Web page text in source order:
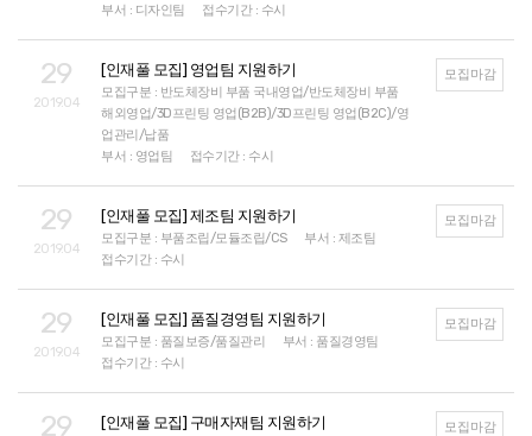
부서 : 디자인팀
접수기간 : 수시
29
2019.04
[인재풀 모집] 영업팀 지원하기
모집구분 : 반도체장비 부품 국내영업/반도체장비 부품
해외영업/3D프린팅 영업(B2B)/3D프린팅 영업(B2C)/영
업관리/납품
부서 : 영업팀
접수기간 : 수시
모집마감
29
2019.04
[인재풀 모집] 제조팀 지원하기
모집구분 : 부품조립/모듈조립/CS
부서 : 제조팀
접수기간 : 수시
모집마감
29
2019.04
[인재풀 모집] 품질경영팀 지원하기
모집구분 : 품질보증/품질관리
부서 : 품질경영팀
접수기간 : 수시
모집마감
29 [인재풀 모집] 구매자재팀 지원하기 모집마감